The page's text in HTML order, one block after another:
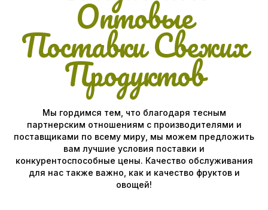
Оптовые
Поставки Свежих
Продуктов
Мы гордимся тем, что благодаря тесным
партнерским отношениям с производителями и
поставщиками по всему миру, мы можем предложить
вам лучшие условия поставки и
конкурентоспособные цены. Качество обслуживания
для нас также важно, как и качество фруктов и
овощей!